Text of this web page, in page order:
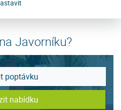
Javorníku?
poptávku
nabídku